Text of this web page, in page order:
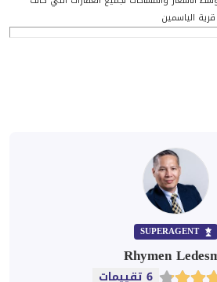
الياسمين
SUPERAGENT
Rhymen
6 تقييمات